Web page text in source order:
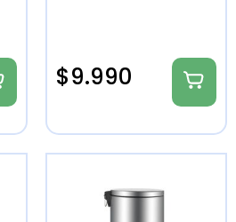
$9.990